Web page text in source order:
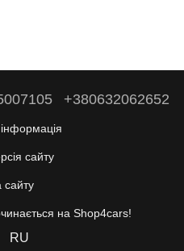
+380632062652
сайту
на Shop4cars!
RU